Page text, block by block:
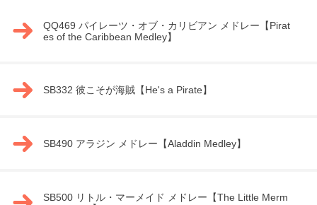
QQ469 パイレーツ・オブ・カリビアン メドレー【Pirat
es of the Caribbean Medley】
SB332 彼こそが海賊【He's a Pirate】
SB490 アラジン メドレー【Aladdin Medley】
SB500 リトル・マーメイド メドレー【The Little Merm